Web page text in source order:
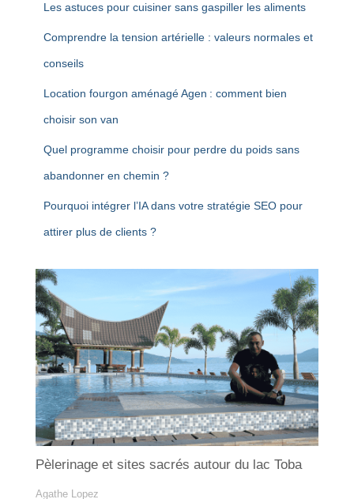
Les astuces pour cuisiner sans gaspiller les aliments
Comprendre la tension artérielle : valeurs normales et
conseils
Location fourgon aménagé Agen : comment bien
choisir son van
Quel programme choisir pour perdre du poids sans
abandonner en chemin ?
Pourquoi intégrer l’IA dans votre stratégie SEO pour
attirer plus de clients ?
Pèlerinage et sites sacrés autour du lac Toba
Agathe Lopez